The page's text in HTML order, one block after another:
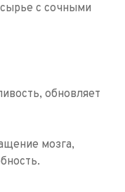
с сочными
обновляет
мозга,